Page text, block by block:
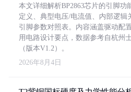
本文详细解析BP2863芯片的引脚功
定义、典型电压/电流值、内部逻辑
引脚参数对照表。内容涵盖驱动配
用电路设计要点，数据参考自杭州
（版本V1.2）。
2026年8月4日